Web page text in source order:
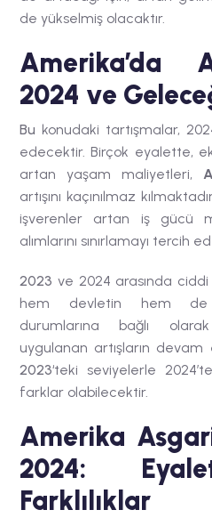
de yükselmiş olacaktır.
Amerika’da
2024 ve
Bu konudaki tartışmalar,
edecektir. Birçok eyalette,
artan yaşam maliyetleri,
artışını kaçınılmaz
işverenler artan iş gücü
alımlarını sınırlamayı tercih
2023 ve 2024 arasında
hem devletin hem de
durumlarına bağlı
uygulanan artışların
2023‘teki seviyelerle
farklar olabilecektir.
Amerika
2024:
Farklılıklar